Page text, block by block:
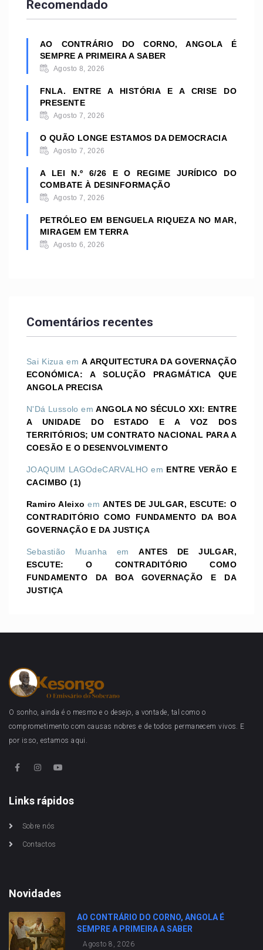
Recomendado
AO CONTRÁRIO DO CORNO, ANGOLA É
SEMPRE A PRIMEIRA A SABER
Agosto 8, 2026
FNLA. ENTRE A HISTÓRIA E A CRISE DO
PRESENTE
Agosto 7, 2026
O QUÃO LONGE ESTAMOS DA DEMOCRACIA
Agosto 7, 2026
A LEI N.º 6/26 E O REGIME JURÍDICO DO
COMBATE À DESINFORMAÇÃO
Agosto 7, 2026
PETRÓLEO EM BENGUELA RIQUEZA NO MAR,
MIRAGEM EM TERRA
Agosto 6, 2026
Comentários recentes
Sai Kizua emA ARQUITECTURA DA GOVERNAÇÃO
ECONÓMICA: A SOLUÇÃO PRAGMÁTICA QUE
ANGOLA PRECISA
N'Dá Lussolo emANGOLA NO SÉCULO XXI: ENTRE
A UNIDADE DO ESTADO E A VOZ DOS
TERRITÓRIOS; UM CONTRATO NACIONAL PARA A
COESÃO E O DESENVOLVIMENTO
JOAQUIM LAGOdeCARVALHO em ENTRE VERÃO E
CACIMBO (1)
Ramiro Aleixo emANTES DE JULGAR, ESCUTE: O
CONTRADITÓRIO COMO FUNDAMENTO DA BOA
GOVERNAÇÃO E DA JUSTIÇA
Sebastião Muanha emANTES DE JULGAR,
ESCUTE: O CONTRADITÓRIO COMO
FUNDAMENTO DA BOA GOVERNAÇÃO E DA
JUSTIÇA
O sonho, ainda é o mesmo e o desejo, a vontade, tal como o
comprometimento com causas nobres e de todos permanecem vivos. E
por isso, estamos aqui.
Links rápidos
Sobre nós
Contactos
Novidades
AO CONTRÁRIO DO CORNO, ANGOLA É
SEMPRE A PRIMEIRA A SABER
Agosto 8, 2026